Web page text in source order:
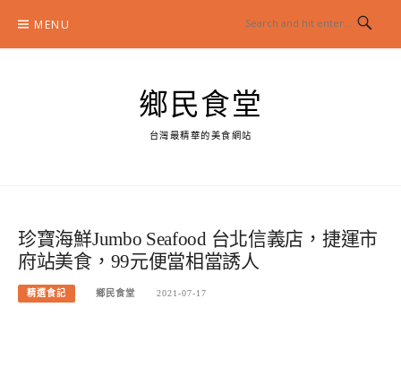
content
MENU
鄉民食堂
台灣最精華的美食網站
珍寶海鮮Jumbo Seafood 台北信義店，捷運市
府站美食，99元便當相當誘人
精選食記 鄉民食堂 2021-07-17